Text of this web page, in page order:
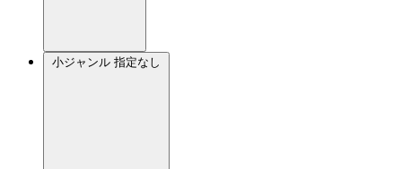
小ジャンル 指定なし